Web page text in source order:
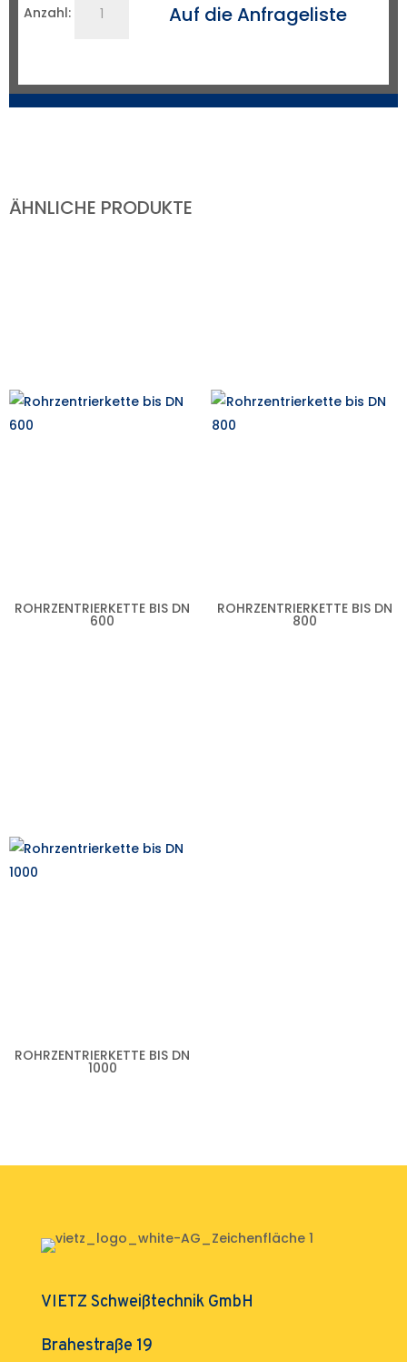
Anzahl:
Menge
Auf die Anfrageliste
ÄHNLICHE PRODUKTE
ROHRZENTRIERKETTE BIS DN
600
ROHRZENTRIERKETTE BIS DN
800
ROHRZENTRIERKETTE BIS DN
1000
VIETZ Schweißtechnik GmbH
Brahestraße 19